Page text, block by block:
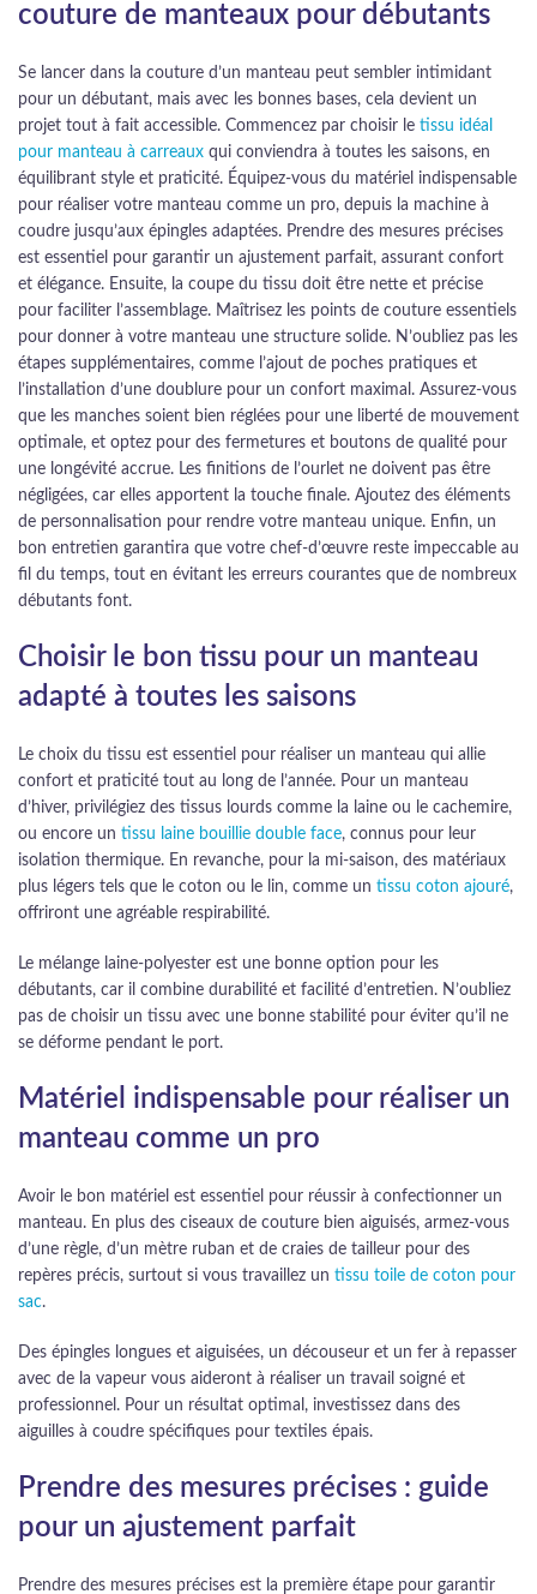
couture de manteaux pour débutants
Se lancer dans la couture d’un manteau peut sembler intimidant
pour un débutant, mais avec les bonnes bases, cela devient un
projet tout à fait accessible. Commencez par choisir le tissu idéal
pour manteau à carreaux qui conviendra à toutes les saisons, en
équilibrant style et praticité. Équipez-vous du matériel indispensable
pour réaliser votre manteau comme un pro, depuis la machine à
coudre jusqu’aux épingles adaptées. Prendre des mesures précises
est essentiel pour garantir un ajustement parfait, assurant confort
et élégance. Ensuite, la coupe du tissu doit être nette et précise
pour faciliter l’assemblage. Maîtrisez les points de couture essentiels
pour donner à votre manteau une structure solide. N’oubliez pas les
étapes supplémentaires, comme l’ajout de poches pratiques et
l’installation d’une doublure pour un confort maximal. Assurez-vous
que les manches soient bien réglées pour une liberté de mouvement
optimale, et optez pour des fermetures et boutons de qualité pour
une longévité accrue. Les finitions de l’ourlet ne doivent pas être
négligées, car elles apportent la touche finale. Ajoutez des éléments
de personnalisation pour rendre votre manteau unique. Enfin, un
bon entretien garantira que votre chef-d’œuvre reste impeccable au
fil du temps, tout en évitant les erreurs courantes que de nombreux
débutants font.
Choisir le bon tissu pour un manteau
adapté à toutes les saisons
Le choix du tissu est essentiel pour réaliser un manteau qui allie
confort et praticité tout au long de l’année. Pour un manteau
d’hiver, privilégiez des tissus lourds comme la laine ou le cachemire,
ou encore un tissu laine bouillie double face, connus pour leur
isolation thermique. En revanche, pour la mi-saison, des matériaux
plus légers tels que le coton ou le lin, comme un tissu coton ajouré,
offriront une agréable respirabilité.
Le mélange laine-polyester est une bonne option pour les
débutants, car il combine durabilité et facilité d’entretien. N’oubliez
pas de choisir un tissu avec une bonne stabilité pour éviter qu’il ne
se déforme pendant le port.
Matériel indispensable pour réaliser un
manteau comme un pro
Avoir le bon matériel est essentiel pour réussir à confectionner un
manteau. En plus des ciseaux de couture bien aiguisés, armez-vous
d’une règle, d’un mètre ruban et de craies de tailleur pour des
repères précis, surtout si vous travaillez un tissu toile de coton pour
sac.
Des épingles longues et aiguisées, un découseur et un fer à repasser
avec de la vapeur vous aideront à réaliser un travail soigné et
professionnel. Pour un résultat optimal, investissez dans des
aiguilles à coudre spécifiques pour textiles épais.
Prendre des mesures précises : guide
pour un ajustement parfait
Prendre des mesures précises est la première étape pour garantir